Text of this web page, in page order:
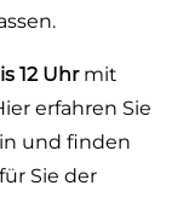
12 Uhr mit
erfahren Sie
und finden
Sie der